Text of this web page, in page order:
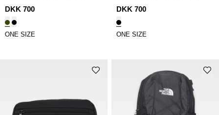
DKK 700
ONE SIZE
DKK 700
ONE SIZE